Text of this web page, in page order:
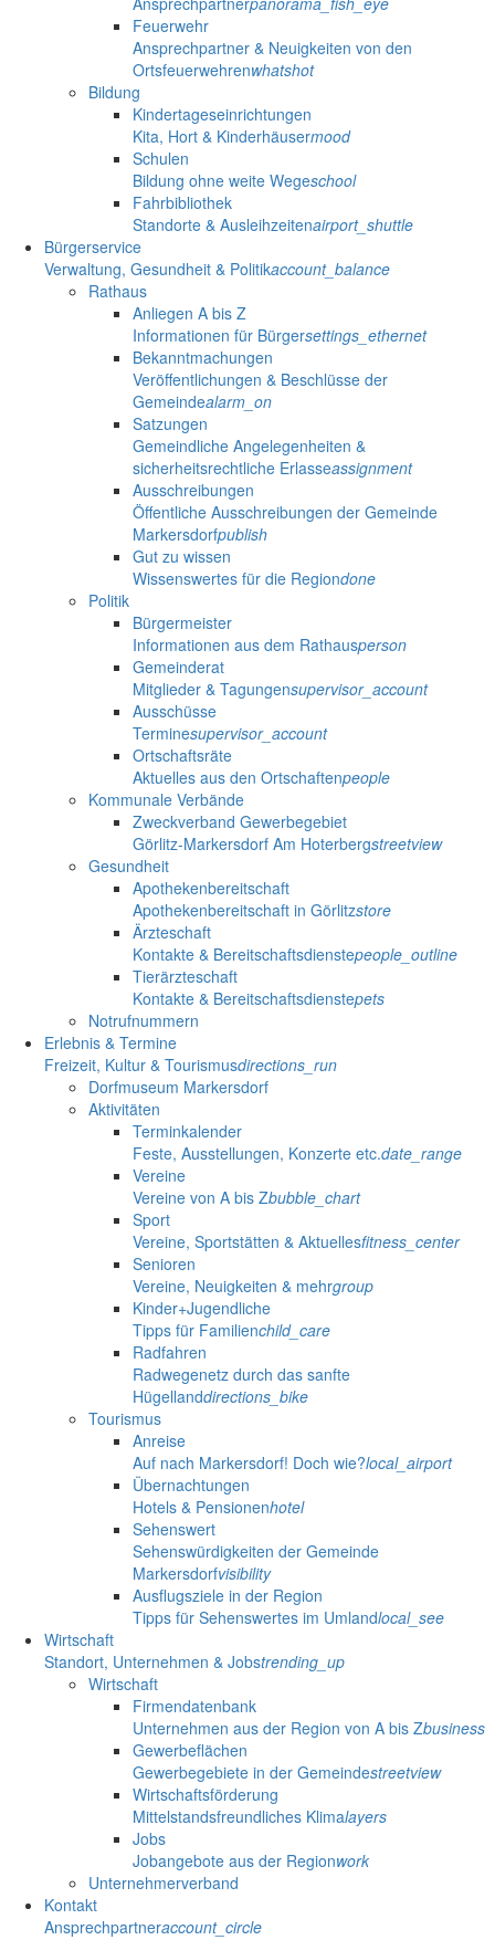
Feuerwehr
Ansprechpartner & Neuigkeiten von den
Ortsfeuerwehrenwhatshot
Bildung
Kindertageseinrichtungen
Kita, Hort & Kinderhäusermood
Schulen
Bildung ohne weite Wegeschool
Fahrbibliothek
Standorte & Ausleihzeitenairport_shuttle
Bürgerservice
Verwaltung, Gesundheit & Politikaccount_balance
Rathaus
Anliegen A bis Z
Informationen für Bürgersettings_ethernet
Bekanntmachungen
Veröffentlichungen & Beschlüsse der
Gemeindealarm_on
Satzungen
Gemeindliche Angelegenheiten &
sicherheitsrechtliche Erlasseassignment
Ausschreibungen
Öffentliche Ausschreibungen der Gemeinde
Markersdorfpublish
Gut zu wissen
Wissenswertes für die Regiondone
Politik
Bürgermeister
Informationen aus dem Rathausperson
Gemeinderat
Mitglieder & Tagungensupervisor_account
Ausschüsse
Terminesupervisor_account
Ortschaftsräte
Aktuelles aus den Ortschaftenpeople
Kommunale Verbände
Zweckverband Gewerbegebiet
Görlitz-Markersdorf Am Hoterbergstreetview
Gesundheit
Apothekenbereitschaft
Apothekenbereitschaft in Görlitzstore
Ärzteschaft
Kontakte & Bereitschaftsdienstepeople_outline
Tierärzteschaft
Kontakte & Bereitschaftsdienstepets
Notrufnummern
Erlebnis & Termine
Freizeit, Kultur & Tourismusdirections_run
Dorfmuseum Markersdorf
Aktivitäten
Terminkalender
Feste, Ausstellungen, Konzerte etc.date_range
Vereine
Vereine von A bis Zbubble_chart
Sport
Vereine, Sportstätten & Aktuellesfitness_center
Senioren
Vereine, Neuigkeiten & mehrgroup
Kinder+Jugendliche
Tipps für Familienchild_care
Radfahren
Radwegenetz durch das sanfte
Hügellanddirections_bike
Tourismus
Anreise
Auf nach Markersdorf! Doch wie?local_airport
Übernachtungen
Hotels & Pensionenhotel
Sehenswert
Sehenswürdigkeiten der Gemeinde
Markersdorfvisibility
Ausflugsziele in der Region
Tipps für Sehenswertes im Umlandlocal_see
Wirtschaft
Standort, Unternehmen & Jobstrending_up
Wirtschaft
Firmendatenbank
Unternehmen aus der Region von A bis Zbusiness
Gewerbeflächen
Gewerbegebiete in der Gemeindestreetview
Wirtschaftsförderung
Mittelstandsfreundliches Klimalayers
Jobs
Jobangebote aus der Regionwork
Unternehmerverband
Kontakt
Ansprechpartneraccount_circle